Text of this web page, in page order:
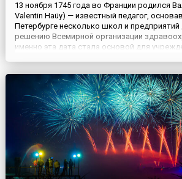
13 ноября 1745 года во Франции родился
Valentin Haüy) — известный педагог,
Петербурге несколько школ и
решению Всемирной организации
именно эта дата стала основой для
общественност...